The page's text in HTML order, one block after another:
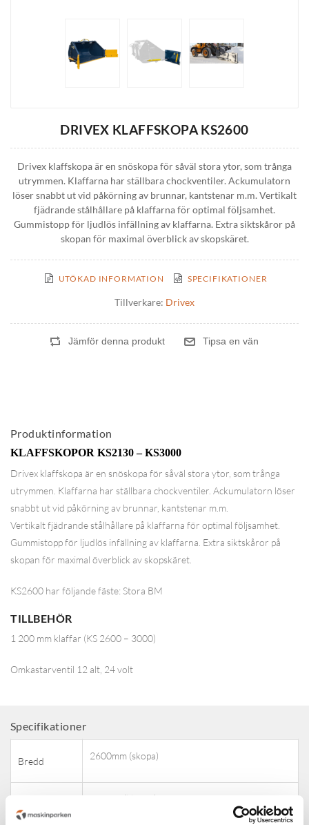
DRIVEX KLAFFSKOPA KS2600
Drivex klaffskopa är en snöskopa för såväl stora ytor, som trånga
utrymmen. Klaffarna har ställbara chockventiler. Ackumulatorn
löser snabbt ut vid påkörning av brunnar, kantstenar m.m. Vertikalt
fjädrande stålhållare på klaffarna för optimal följsamhet.
Gummistopp för ljudlös infällning av klaffarna. Extra siktskåror på
skopan för maximal överblick av skopskäret.
UTÖKAD INFORMATION SPECIFIKATIONER
Tillverkare: Drivex
Produktinformation
KLAFFSKOPOR KS2130 – KS3000
Drivex klaffskopa är en snöskopa för såväl stora ytor, som trånga
utrymmen. Klaffarna har ställbara chockventiler. Ackumulatorn löser
snabbt ut vid påkörning av brunnar, kantstenar m.m.
Vertikalt fjädrande stålhållare på klaffarna för optimal följsamhet.
Gummistopp för ljudlös infällning av klaffarna. Extra siktskåror på
skopan för maximal överblick av skopskäret.
KS2600 har följande fäste: Stora BM
TILLBEHÖR
1 200 mm klaffar (KS 2600 – 3000)
Omkastarventil 12 alt, 24 volt
Specifikationer
Bredd 2600mm (skopa)
950mm (klaffar)